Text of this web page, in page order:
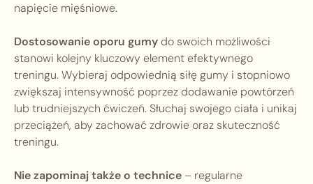
napięcie mięśniowe.
Dostosowanie oporu gumydo swoich możliwości
stanowi kolejny kluczowy element efektywnego
treningu. Wybieraj odpowiednią siłę gumy i stopniowo
zwiększaj intensywność poprzez dodawanie powtórzeń
lub trudniejszych ćwiczeń. Słuchaj swojego ciała i unikaj
przeciążeń, aby zachować zdrowie oraz skuteczność
treningu.
Nie zapominaj także o technice– regularne